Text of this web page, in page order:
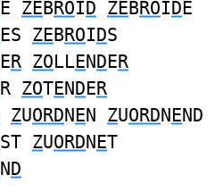
E ZEBROID ZEBROIDE
ES ZEBROIDS
ER ZOLLENDER
R ZOTENDER
ZUORDNEN ZUORDNEND
ST ZUORDNET
ND